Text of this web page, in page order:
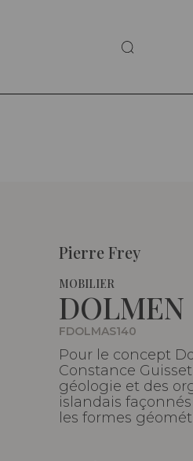
Pierre Frey
MOBILIER
DOLMEN
FDOLMAS140
Pour le concept
Constance
géologie et des
islandais
les formes